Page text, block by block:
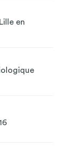
en